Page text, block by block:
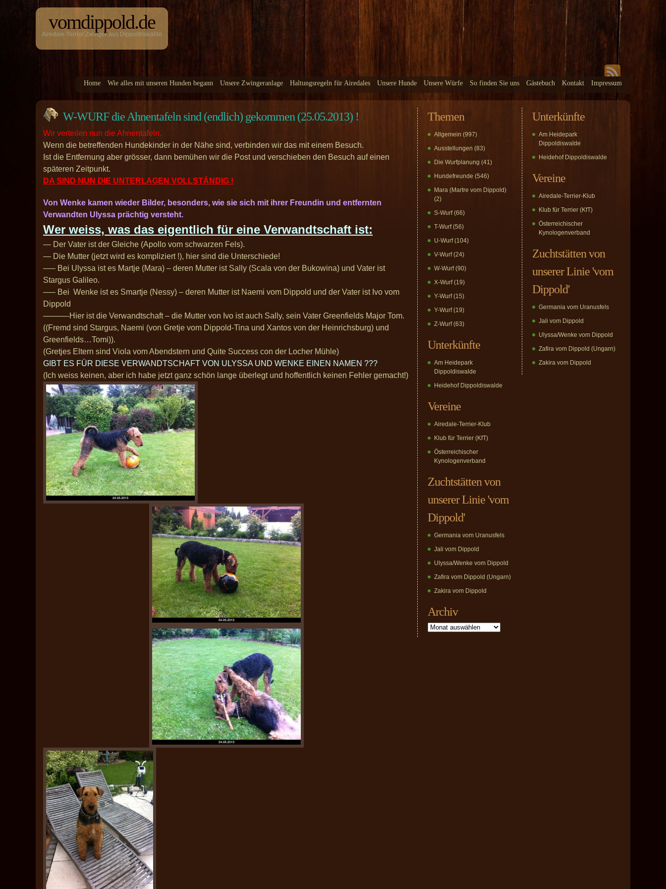
vomdippold.de
Airedale-Terrier Zwinger aus Dippoldiswalde
Home Wie alles mit unseren Hunden begann Unsere Zwingeranlage Haltungsregeln für Airedales Unsere Hunde Unsere Würfe So finden Sie uns Gästebuch Kontakt Impressum
W-WURF die Ahnentafeln sind (endlich) gekommen (25.05.2013) !
Wir verteilen nun die Ahnentafeln.
Wenn die betreffenden Hundekinder in der Nähe sind, verbinden wir das mit einem Besuch.
Ist die Entfernung aber grösser, dann bemühen wir die Post und verschieben den Besuch auf einen
späteren Zeitpunkt.
DA SIND NUN DIE UNTERLAGEN VOLLSTÄNDIG !
Von Wenke kamen wieder Bilder, besonders, wie sie sich mit ihrer Freundin und entfernten
Verwandten Ulyssa prächtig versteht.
Wer weiss, was das eigentlich für eine Verwandtschaft ist:
— Der Vater ist der Gleiche (Apollo vom schwarzen Fels).
— Die Mutter (jetzt wird es kompliziert !), hier sind die Unterschiede!
—– Bei Ulyssa ist es Martje (Mara) – deren Mutter ist Sally (Scala von der Bukowina) und Vater ist
Stargus Galileo.
—– Bei Wenke ist es Smartje (Nessy) – deren Mutter ist Naemi vom Dippold und der Vater ist Ivo vom
Dippold
———-Hier ist die Verwandtschaft – die Mutter von Ivo ist auch Sally, sein Vater Greenfields Major Tom.
((Fremd sind Stargus, Naemi (von Gretje vom Dippold-Tina und Xantos von der Heinrichsburg) und
Greenfields…Tomi)).
(Gretjes Eltern sind Viola vom Abendstern und Quite Success con der Locher Mühle)
GIBT ES FÜR DIESE VERWANDTSCHAFT VON ULYSSA UND WENKE EINEN NAMEN ???
(Ich weiss keinen, aber ich habe jetzt ganz schön lange überlegt und hoffentlich keinen Fehler gemacht!)
Themen
Allgemein (997)
Ausstellungen (83)
Die Wurfplanung (41)
Hundefreunde (546)
Mara (Martre vom Dippold)
(2)
S-Wurf(66)
T-Wurf(56)
U-Wurf(104)
V-Wurf(24)
W-Wurf(90)
X-Wurf(19)
Y-Wurf(15)
Y-Wurf(19)
Z-Wurf(63)
Unterkünfte
Am Heidepark
Dippoldiswalde
Heidehof Dippoldiswalde
Vereine
Airedale-Terrier-Klub
Klub für Terrier (KfT)
Österreichischer
Kynologenverband
Zuchtstätten von
unserer Linie 'vom
Dippold'
Germania vom Uranusfels
Jali vom Dippold
Ulyssa/Wenke vom Dippold
Zafira vom Dippold (Ungarn)
Zakira vom Dippold
Archiv
Archiv
Unterkünfte
Am Heidepark
Dippoldiswalde
Heidehof Dippoldiswalde
Vereine
Airedale-Terrier-Klub
Klub für Terrier (KfT)
Österreichischer
Kynologenverband
Zuchtstätten von
unserer Linie 'vom
Dippold'
Germania vom Uranusfels
Jali vom Dippold
Ulyssa/Wenke vom Dippold
Zafira vom Dippold (Ungarn)
Zakira vom Dippold